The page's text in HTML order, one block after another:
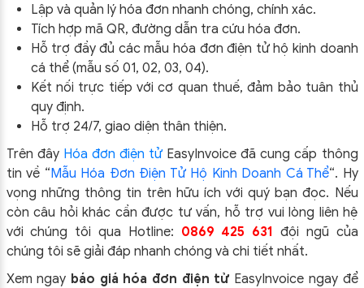
Lập và quản lý hóa đơn nhanh chóng, chính xác.
Tích hợp mã QR, đường dẫn tra cứu hóa đơn.
Hỗ trợ đầy đủ các mẫu hóa đơn điện tử hộ kinh doanh
cá thể (mẫu số 01, 02, 03, 04).
Kết nối trực tiếp với cơ quan thuế, đảm bảo tuân thủ
quy định.
Hỗ trợ 24/7, giao diện thân thiện.
Trên đây Hóa đơn điện tử EasyInvoice đã cung cấp thông
tin về “Mẫu Hóa Đơn Điện Tử Hộ Kinh Doanh Cá Thể“. Hy
vọng những thông tin trên hữu ích với quý bạn đọc. Nếu
còn câu hỏi khác cần được tư vấn, hỗ trợ vui lòng liên hệ
với chúng tôi qua Hotline: 0869 425 631 đội ngũ của
chúng tôi sẽ giải đáp nhanh chóng và chi tiết nhất.
Xem ngay báo giá hóa đơn điện tử EasyInvoice ngay để